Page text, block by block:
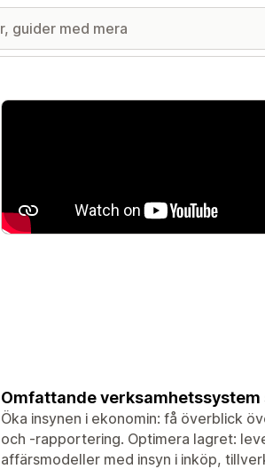
Galleri med utvalda bilder
Omfattande
Öka insynen i ekonomin: få överblick
och -rapportering. Optimera lagret:
affärsmodeller med insyn i inköp,